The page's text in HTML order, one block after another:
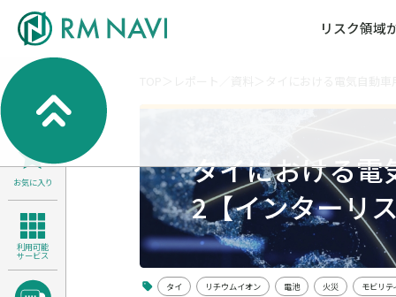
リスク領域
サステナビリティ経営支援
医療／介護／障害福祉／子ども・児
製品安全・食品安全
検索
お気に入り
利用可能
サービス
タイにおける電
2【インターリ
タイ リチウムイオン 電池 火災 モビリ